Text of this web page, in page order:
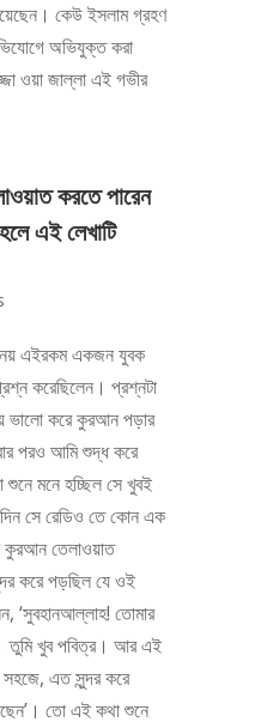
কেউ ইসলাম গ্রহণ
অভিযুক্ত করা
ওয়া জাল্লা এই গভীর
করতে পারেন
এই লেখাটি
নয় এইরকম একজন যুবক
করেছিলেন। প্রশ্নটা
ভালো করে কুরআন পড়ার
পরও আমি শুদ্ধ করে
শুনে মনে হচ্ছিল সে খুবই
সে রেডিও তে কোন এক
কুরআন তেলাওয়াত
করে পড়ছিল যে ওই
‘সুবহানআল্লাহ! তোমার
তুমি খুব পবিত্র। আর এই
এত সুন্দর করে
তো এই কথা শুনে